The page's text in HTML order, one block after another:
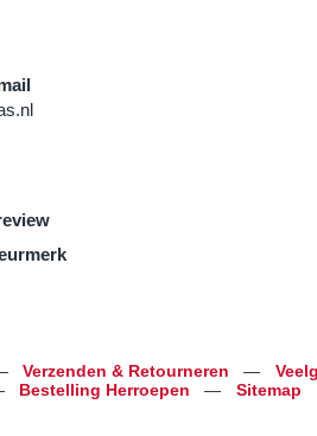
Verzenden & Retourneren —
Bestelling Herroepen — Sitemap